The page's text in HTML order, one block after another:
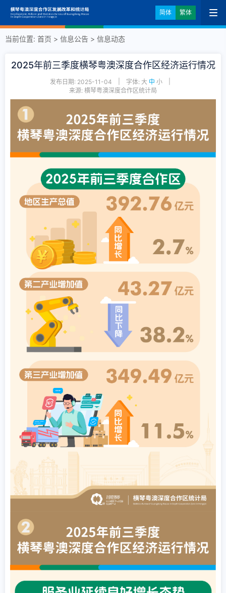
简体 繁体
当前位置: 首页 > 信息公告 > 信息动态
2025年前三季度横琴粤澳深度合作区经济运行情况
发布日期: 2025-11-04 字体: 大 中 小
来源: 横琴粤澳深度合作区统计局